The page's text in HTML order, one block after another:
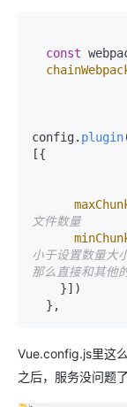
const
config. plugin
[{
文件数量
小于设置数量大
那么直接和其他
Vue.config.js里这
之后，服务没问题